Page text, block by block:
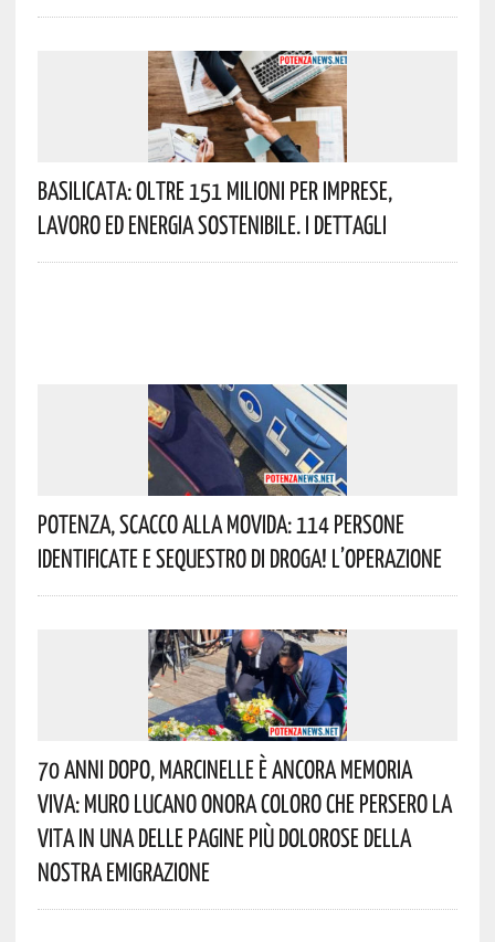
Basilicata: Oltre 151 Milioni Per Imprese,
Lavoro Ed Energia Sostenibile. I Dettagli
Potenza, Scacco Alla Movida: 114 Persone
Identificate E Sequestro Di Droga! L’operazione
70 Anni Dopo, Marcinelle È Ancora Memoria
Viva: Muro Lucano Onora Coloro Che Persero La
Vita In Una Delle Pagine Più Dolorose Della
Nostra Emigrazione